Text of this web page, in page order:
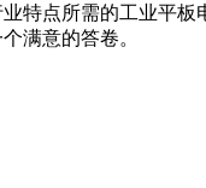
特点所需的工业平
满意的答卷。